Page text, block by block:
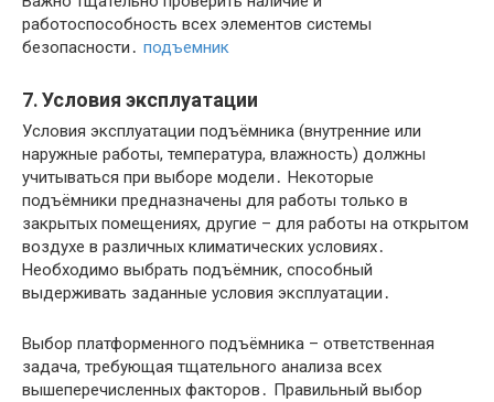
работоспособность всех элементов системы
безопасности․ подъемник
7․ Условия эксплуатации
Условия эксплуатации подъёмника (внутренние или
наружные работы, температура, влажность) должны
учитываться при выборе модели․ Некоторые
подъёмники предназначены для работы только в
закрытых помещениях, другие – для работы на открытом
воздухе в различных климатических условиях․
Необходимо выбрать подъёмник, способный
выдерживать заданные условия эксплуатации․
Выбор платформенного подъёмника – ответственная
задача, требующая тщательного анализа всех
вышеперечисленных факторов․ Правильный выбор